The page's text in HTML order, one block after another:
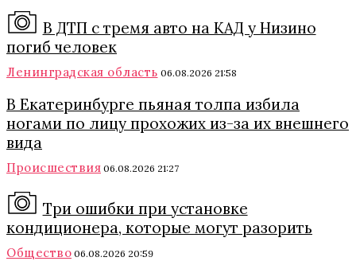
В ДТП с тремя авто на КАД у Низино
погиб человек
Ленинградская область 06.08.2026 21:58
В Екатеринбурге пьяная толпа избила
ногами по лицу прохожих из-за их внешнего
вида
Происшествия 06.08.2026 21:27
Три ошибки при установке
кондиционера, которые могут разорить
Общество 06.08.2026 20:59